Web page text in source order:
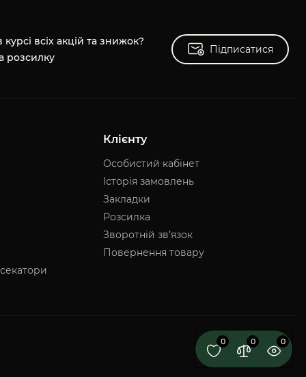
0 0 0
всіх акцій та знижок?
розсилку
Підписатися
Підписатися
Клієнту
Особистий кабінет
Історія замовлень
Закладки
Розсилка
Зворотній зв’язок
Повернення товару
Легко сад © 2026